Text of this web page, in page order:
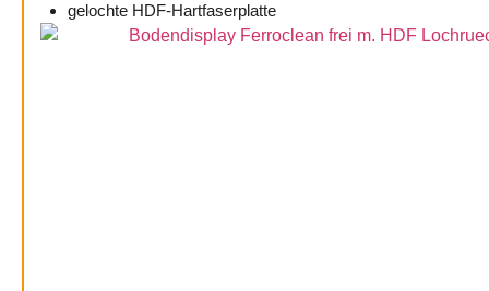
gelochte HDF-Hartfaserplatte